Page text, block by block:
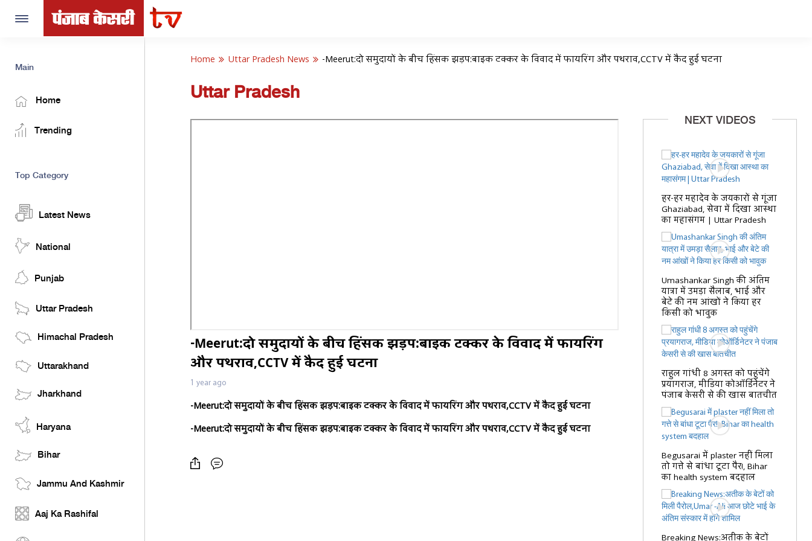
Toggle
Main
Home
Trending
Top Category
Latest News
National
Punjab
Uttar Pradesh
Himachal Pradesh
Uttarakhand
Jharkhand
Haryana
Bihar
Jammu And Kashmir
Aaj Ka Rashifal
Home Uttar Pradesh News -Meerut:दो समुदायों के बीच हिंसक झड़प:बाइक टक्कर के विवाद में फायरिंग और पथराव,CCTV में कैद हुई घटना
Uttar Pradesh
-Meerut:दो समुदायों के बीच हिंसक झड़प:बाइक टक्कर के विवाद में फायरिंग
और पथराव,CCTV में कैद हुई घटना
1 year ago
-Meerut:दो समुदायों के बीच हिंसक झड़प:बाइक टक्कर के विवाद में फायरिंग और पथराव,CCTVमें कैद हुई घटना
-Meerut:दो समुदायों के बीच हिंसक झड़प:बाइक टक्कर के विवाद में फायरिंग और पथराव,CCTVमें कैद हुई घटना
NEXT VIDEOS
हर-हर महादेव के जयकारों से गूंजा
Ghaziabad, सेवा में दिखा आस्था
का महासंगम | Uttar Pradesh
Umashankar Singh की अंतिम
यात्रा में उमड़ा सैलाब, भाई और
बेटे की नम आंखों ने किया हर
किसी को भावुक
राहुल गांधी 8 अगस्त को पहुंचेंगे
प्रयागराज, मीडिया कोऑर्डिनेटर ने
पंजाब केसरी से की खास बातचीत
Begusarai में plaster नहीं मिला
तो गत्ते से बांधा टूटा पैर!, Bihar
का health system बदहाल
Breaking News:अतीक के बेटों